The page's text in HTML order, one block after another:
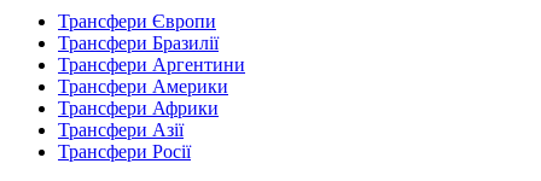
Трансфери Європи
Трансфери Бразилії
Трансфери Аргентини
Трансфери Америки
Трансфери Африки
Трансфери Азії
Трансфери Росії